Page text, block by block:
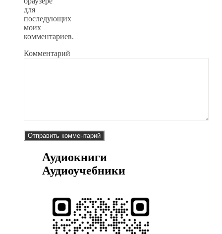
для
последующих
моих
комментариев.
Комментарий
Аудиокниги
Аудиоучебники